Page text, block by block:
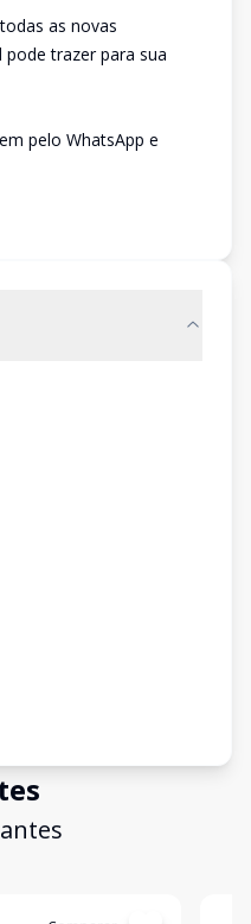
as novas
trazer para sua
pelo WhatsApp e